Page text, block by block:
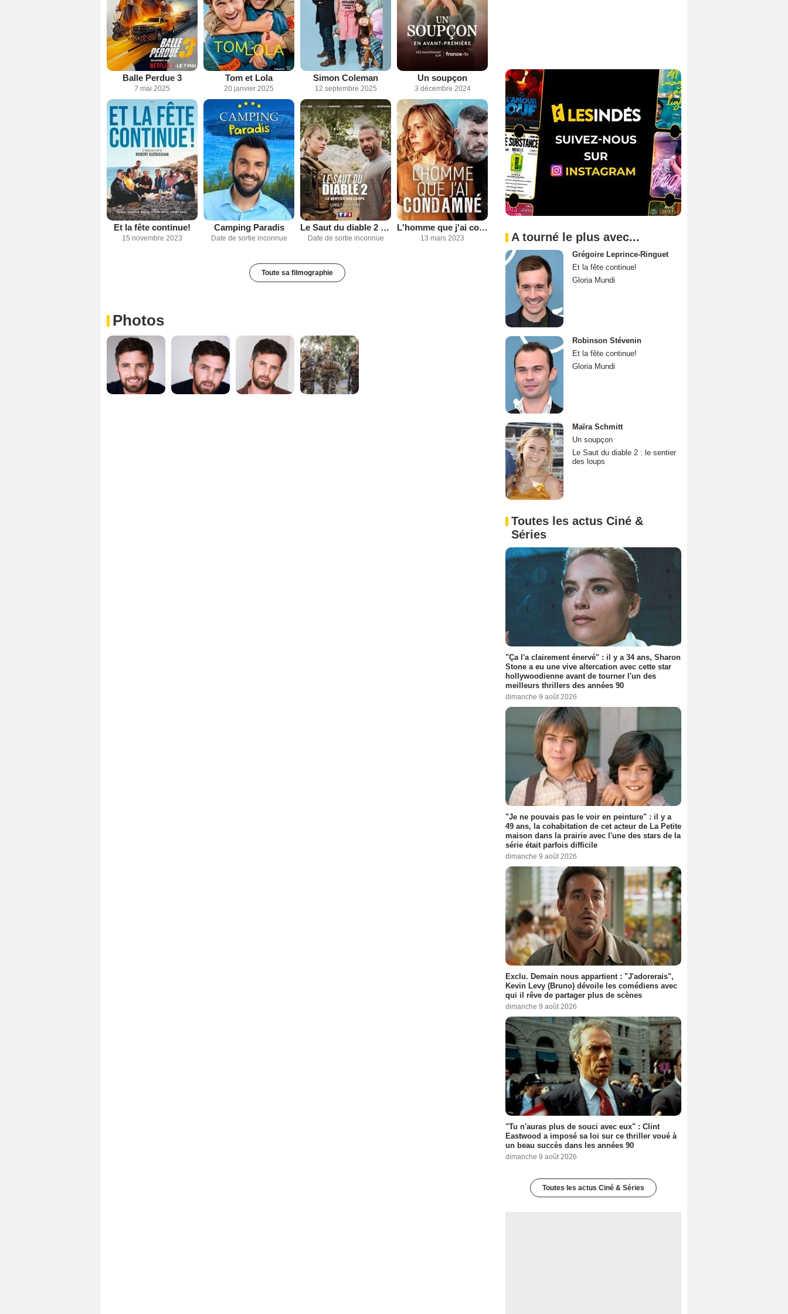
Balle Perdue 3
7 mai 2025
Tom et Lola
20 janvier 2025
Simon Coleman
12 septembre 2025
Un soupçon
3 décembre 2024
Et la fête continue!
15 novembre 2023
Camping Paradis
Date de sortie inconnue
Le Saut du diable 2 : le sentier des loups
Date de sortie inconnue
L'homme que j'ai condamné
13 mars 2023
Toute sa filmographie
Photos
A tourné le plus avec...
Grégoire Leprince-Ringuet
Et la fête continue!
Gloria Mundi
Robinson Stévenin
Et la fête continue!
Gloria Mundi
Maïra Schmitt
Un soupçon
Le Saut du diable 2 : le sentier
des loups
Toutes les actus Ciné &
Séries
"Ça l'a clairement énervé" : il y a 34 ans, Sharon
Stone a eu une vive altercation avec cette star
hollywoodienne avant de tourner l'un des
meilleurs thrillers des années 90
dimanche 9 août 2026
"Je ne pouvais pas le voir en peinture" : il y a
49 ans, la cohabitation de cet acteur de La Petite
maison dans la prairie avec l'une des stars de la
série était parfois difficile
dimanche 9 août 2026
Exclu. Demain nous appartient : "J'adorerais",
Kevin Levy (Bruno) dévoile les comédiens avec
qui il rêve de partager plus de scènes
dimanche 9 août 2026
"Tu n'auras plus de souci avec eux" : Clint
Eastwood a imposé sa loi sur ce thriller voué à
un beau succès dans les années 90
dimanche 9 août 2026
Toutes les actus Ciné & Séries